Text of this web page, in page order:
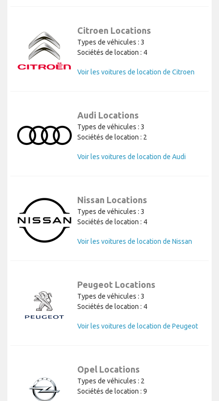
Citroen Locations
Types de véhicules : 3
Sociétés de location : 4
Voir les voitures de location de Citroen
Audi Locations
Types de véhicules : 3
Sociétés de location : 2
Voir les voitures de location de Audi
Nissan Locations
Types de véhicules : 3
Sociétés de location : 4
Voir les voitures de location de Nissan
Peugeot Locations
Types de véhicules : 3
Sociétés de location : 4
Voir les voitures de location de Peugeot
Opel Locations
Types de véhicules : 2
Sociétés de location : 9